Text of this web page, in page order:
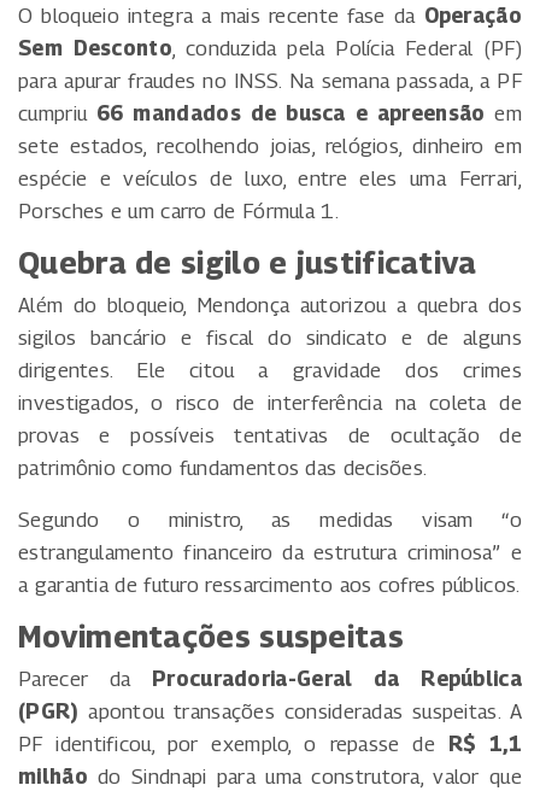
O bloqueio integra a mais recente fase da Operação
Sem Desconto, conduzida pela Polícia Federal (PF)
para apurar fraudes no INSS. Na semana passada, a PF
cumpriu 66 mandados de busca e apreensão em
sete estados, recolhendo joias, relógios, dinheiro em
espécie e veículos de luxo, entre eles uma Ferrari,
Porsches e um carro de Fórmula 1.
Quebra de sigilo e justificativa
Além do bloqueio, Mendonça autorizou a quebra dos
sigilos bancário e fiscal do sindicato e de alguns
dirigentes. Ele citou a gravidade dos crimes
investigados, o risco de interferência na coleta de
provas e possíveis tentativas de ocultação de
patrimônio como fundamentos das decisões.
Segundo o ministro, as medidas visam “o
estrangulamento financeiro da estrutura criminosa” e
a garantia de futuro ressarcimento aos cofres públicos.
Movimentações suspeitas
Parecer da
Procuradoria-Geral da República
(PGR) apontou transações consideradas suspeitas. A
PF identificou, por exemplo, o repasse de
R$ 1,1
milhão do Sindnapi para uma construtora, valor que